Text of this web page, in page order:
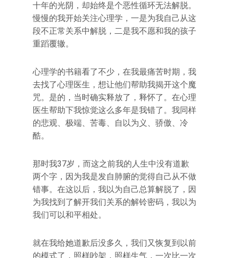
十年的光阴，却始终是个恶性循环无法解脱。
慢慢的我开始关注心理学，一是为我自己从这
段不正常关系中解脱，二是我不愿和我的孩子
重蹈覆辙。
心理学的书籍看了不少，在我最痛苦时期，我
去找了心理医生，想让他们帮助我揭开这个魔
咒。是的，当时确实释放了，释怀了。在心理
医生帮助下我惊觉这么多年是我错了。我同样
的悲观、极端、苦毒、自以为义、骄傲、冷
酷。
那时我37岁，而这之前我的人生中没有道歉
两个字，因为我是发自肺腑的觉得自己从不做
错事。在这以后，我以为自己总算解脱了，因
为我找到了解开我们关系的解铃密码，我以为
我们可以和平相处。
就在我给她道歉后没多久，我们又恢复到以前
的模式了，照样吵架，照样生气，一次比一次